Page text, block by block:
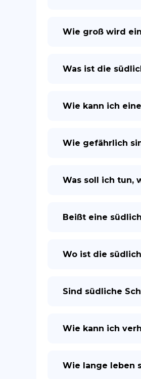
Wie groß wird
Was ist die
Wie kann ich
Wie gefährlich
Was soll ich tun,
Beißt eine
Wo ist die
Sind südliche
Wie kann ich
Wie lange leben